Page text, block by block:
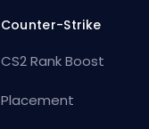
Counter-Strike
CS2 Rank Boost
Placement